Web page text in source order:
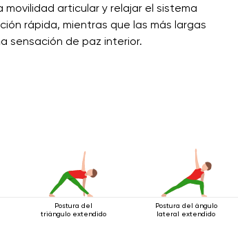
articular y relajar el sistema
rápida, mientras que las más largas
sensación de paz interior.
Postura del
triángulo extendido
Postura del ángulo
lateral extendido